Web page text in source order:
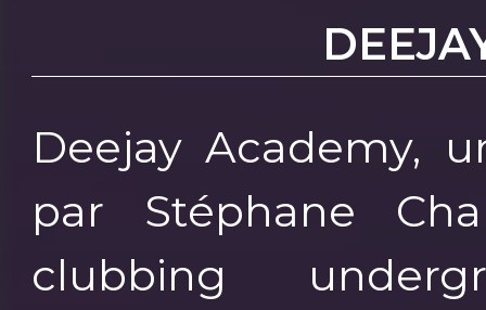
Deejay Academy,
par Stéphane
clubbing